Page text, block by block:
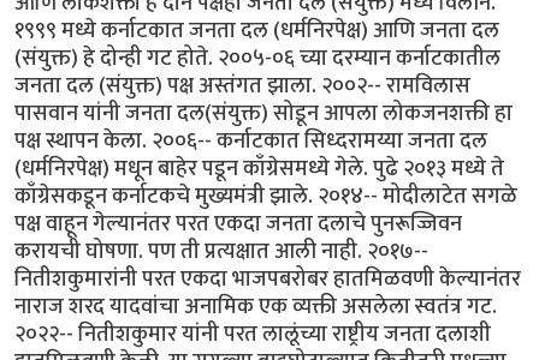
१९९९ मध्ये कर्नाटकात जनता दल (धर्मनिरपेक्ष) आणि जनता दल
(संयुक्त) हे दोन्ही गट होते. २००५-०६ च्या दरम्यान कर्नाटकातील
जनता दल (संयुक्त) पक्ष अस्तंगत झाला. २००२-- रामविलास
पासवान यांनी जनता दल(संयुक्त) सोडून आपला लोकजनशक्ती हा
पक्ष स्थापन केला. २००६-- कर्नाटकात सिध्दरामय्या जनता दल
(धर्मनिरपेक्ष) मधून बाहेर पडून काँग्रेसमध्ये गेले. पुढे २०१३ मध्ये ते
काँग्रेसकडून कर्नाटकचे मुख्यमंत्री झाले. २०१४-- मोदीलाटेत सगळे
पक्ष वाहून गेल्यानंतर परत एकदा जनता दलाचे पुनरूज्जिवन
करायची घोषणा. पण ती प्रत्यक्षात आली नाही. २०१७--
नितीशकुमारांनी परत एकदा भाजपबरोबर हातमिळवणी केल्यानंतर
नाराज शरद यादवांचा अनामिक एक व्यक्ती असलेला स्वतंत्र गट.
२०२२-- नितीशकुमार यांनी परत लालूंच्या राष्ट्रीय जनता दलाशी